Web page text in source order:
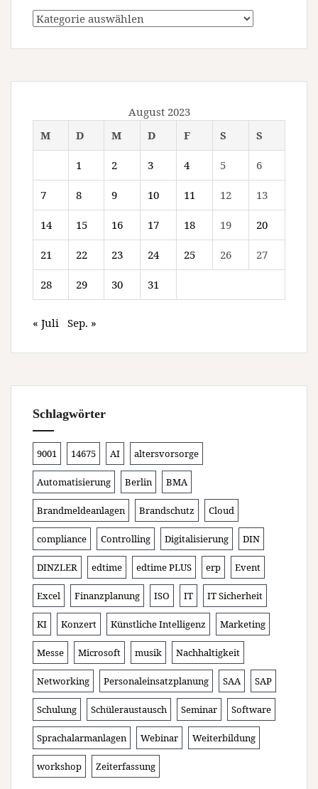
Kategorien
August 2023
M
D M D F S S
1 2 3 4 5 6
7 8 9 10 11 12 13
14 15 16 17 18 19 20
21 22 23 24 25 26 27
28 29 30 31
« Juli Sep. »
Schlagwörter
9001 14675 AI altersvorsorge
Automatisierung Berlin BMA
Brandmeldeanlagen Brandschutz Cloud
compliance Controlling Digitalisierung DIN
DINZLER edtime edtime PLUS erp Event
Excel Finanzplanung ISO IT IT Sicherheit
KI Konzert Künstliche Intelligenz Marketing
Messe Microsoft musik Nachhaltigkeit
Networking Personaleinsatzplanung SAA SAP
Schulung Schüleraustausch Seminar Software
Sprachalarmanlagen Webinar Weiterbildung
workshop Zeiterfassung